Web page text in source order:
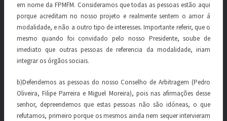
em nome da FPMFM. Consideramos que todas as pessoas estão aqui
porque acreditam no nosso projeto e realmente sentem o amor á
modalidade, e não a outro tipo de interesses. Importante referir, que o
mesmo quando foi convidado pelo nosso Presidente, soube de
imediato que outras pessoas de referencia da modalidade, iriam
integrar os órgãos sociais.
b)Defendemos as pessoas do nosso Conselho de Arbitragem (Pedro
Oliveira, Filipe Parreira e Miguel Moreira), pois nas afirmações desse
senhor, depreendemos que estas pessoas não são idóneas, o que
refutamos, primeiro porque os mesmos ainda nem sequer intervieram